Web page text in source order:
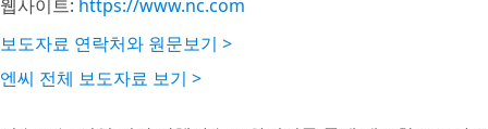
웹사이트: https://www.nc.com
보도자료 연락처와 원문보기 >
엔씨 전체 보도자료 보기 >